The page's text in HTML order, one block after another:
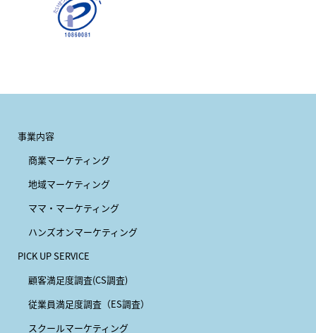
事業内容
商業マーケティング
地域マーケティング
ママ・マーケティング
ハンズオンマーケティング
PICK UP SERVICE
顧客満足度調査(CS調査)
従業員満足度調査（ES調査）
スクールマーケティング